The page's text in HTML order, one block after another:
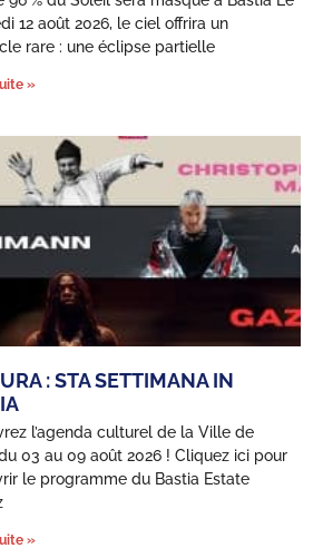
12 août 2026, le ciel offrira un
rare : une éclipse partielle
»
: STA SETTIMANA IN
l’agenda culturel de la Ville de
03 au 09 août 2026 ! Cliquez ici pour
le programme du Bastia Estate
»